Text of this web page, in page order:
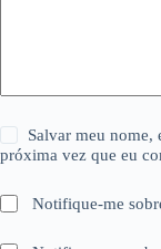
Salvar meu nome,
próxima vez que eu
Notifique-me